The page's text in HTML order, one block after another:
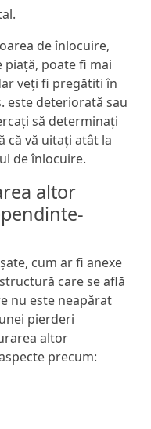
de înlocuire,
piață, poate fi mai
veți fi pregătiti în
este deteriorată sau
să determinați
că vă uitați atât la
de înlocuire.
altor
cum ar fi anexe
care se află
nu este neapărat
pierderi
altor
precum: